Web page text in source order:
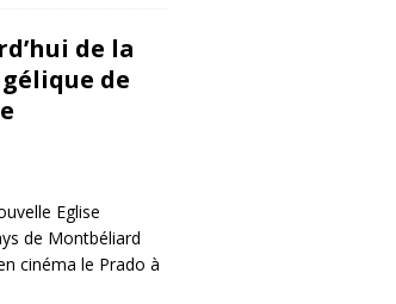
de la
de
Eglise
de Montbéliard
cinéma le Prado à